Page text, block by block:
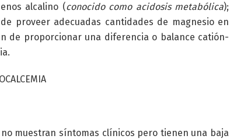
alcalino (conocido como acidosis metabólica);
proveer adecuadas cantidades de magnesio en
de proporcionar una diferencia o balance catión-
no muestran síntomas clínicos pero tienen una baja